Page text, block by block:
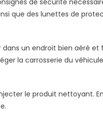
que des lunettes de
un endroit bien aéré et
la carrosserie du
le produit nettoyant.